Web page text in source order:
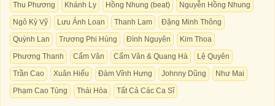
Thu Phương
Khánh Ly Hồng Nhung (beat)
Nguyễn Hồng Nhung
Ngô Kỳ Vỹ
Lưu Ánh Loan Thanh Lam
Đặng Minh Thông
Quỳnh Lan
Trương Phi Hùng Đình Nguyên
Kim Thoa
Phương Thanh
Cẩm Vân Cẩm Vân & Quang Hà
Lệ Quyên
Trần Cao
Xuân Hiếu Đàm Vĩnh Hưng Johnny Dũng
Như Mai
Phạm Cao Tùng
Thái Hòa Tất Cả Các Ca Sĩ